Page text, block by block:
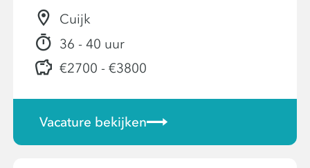
Cuijk
36 - 40 uur
€2700 - €3800
Vacature bekijken